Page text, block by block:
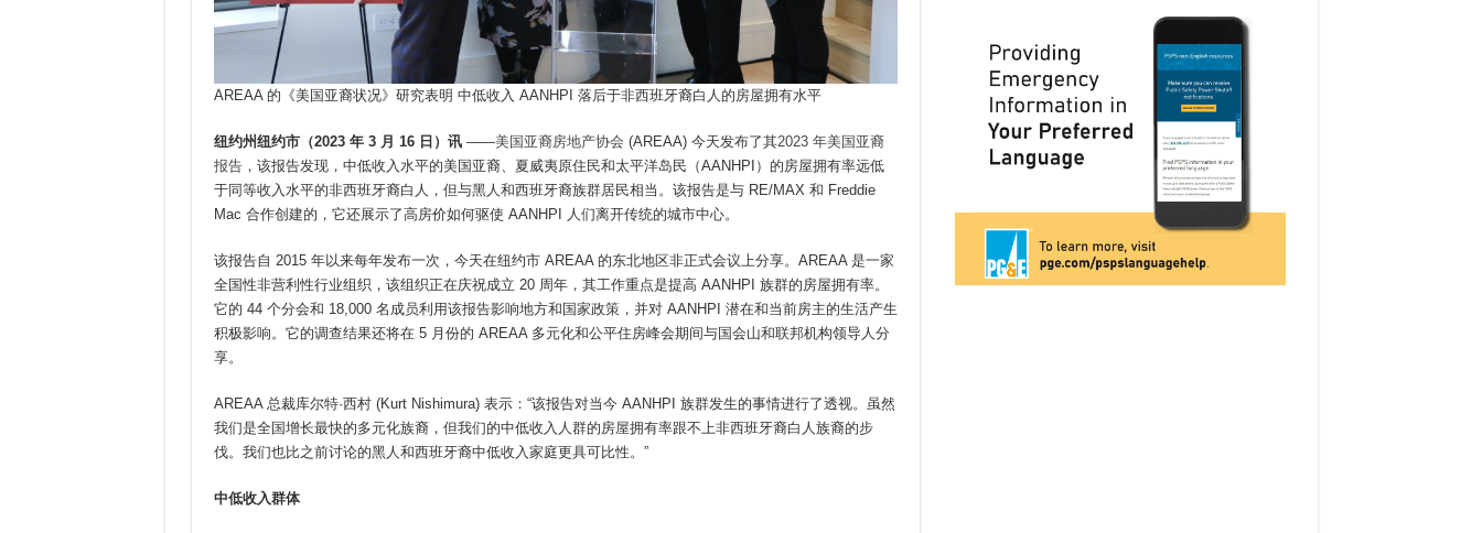
AREAA 的《美国亚裔状况》研究表明 中低收入 AANHPI 落后于非西班牙裔白人的房屋拥有水平
纽约州纽约市（2023 年 3 月 16 日）讯——美国亚裔房地产协会 (AREAA) 今天发布了其2023 年美国亚裔
报告，该报告发现，中低收入水平的美国亚裔、夏威夷原住民和太平洋岛民（AANHPI）的房屋拥有率远低
于同等收入水平的非西班牙裔白人，但与黑人和西班牙裔族群居民相当。该报告是与 RE/MAX 和 Freddie
Mac 合作创建的，它还展示了高房价如何驱使 AANHPI 人们离开传统的城市中心。
该报告自 2015 年以来每年发布一次，今天在纽约市 AREAA 的东北地区非正式会议上分享。AREAA 是一家
全国性非营利性行业组织，该组织正在庆祝成立 20 周年，其工作重点是提高 AANHPI 族群的房屋拥有率。
它的 44 个分会和 18,000 名成员利用该报告影响地方和国家政策，并对 AANHPI 潜在和当前房主的生活产生
积极影响。它的调查结果还将在 5 月份的 AREAA 多元化和公平住房峰会期间与国会山和联邦机构领导人分
享。
AREAA 总裁库尔特·西村 (Kurt Nishimura) 表示：“该报告对当今 AANHPI 族群发生的事情进行了透视。虽然
我们是全国增长最快的多元化族裔，但我们的中低收入人群的房屋拥有率跟不上非西班牙裔白人族裔的步
伐。我们也比之前讨论的黑人和西班牙裔中低收入家庭更具可比性。”
中低收入群体